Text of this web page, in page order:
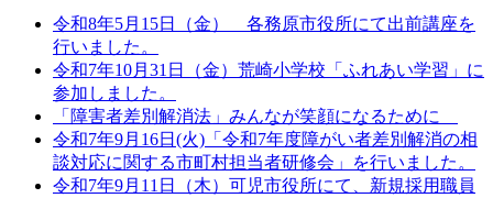
令和8年5月15日（金） 各務原市役所にて出前講座を
行いました。
令和7年10月31日（金）荒崎小学校「ふれあい学習」に
参加しました。
「障害者差別解消法」みんなが笑顔になるために
令和7年9月16日(火)「令和7年度障がい者差別解消の相
談対応に関する市町村担当者研修会」を行いました。
令和7年9月11日（木）可児市役所にて、新規採用職員